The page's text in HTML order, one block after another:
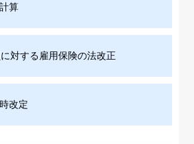
算
対する雇用保険の法改正
改定